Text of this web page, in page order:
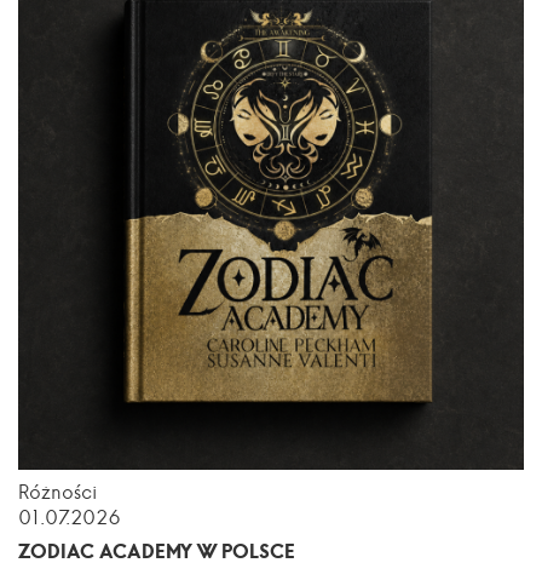
Różności
01.07.2026
ZODIAC ACADEMY W POLSCE